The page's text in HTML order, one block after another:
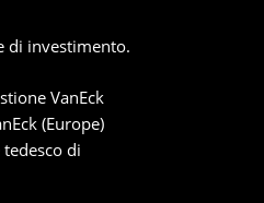
di investimento.
VanEck
(Europe)
di